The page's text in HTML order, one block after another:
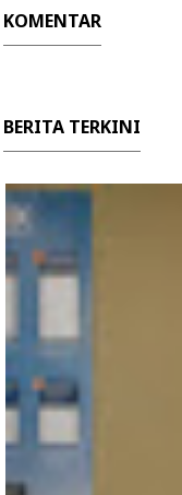
KOMENTAR
BERITA TERKINI